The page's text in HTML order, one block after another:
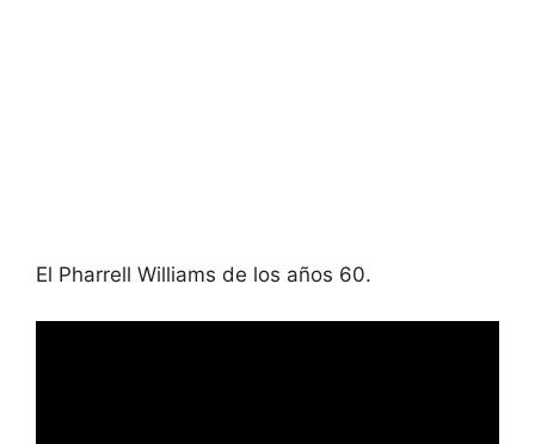
El Pharrell Williams de los años 60.